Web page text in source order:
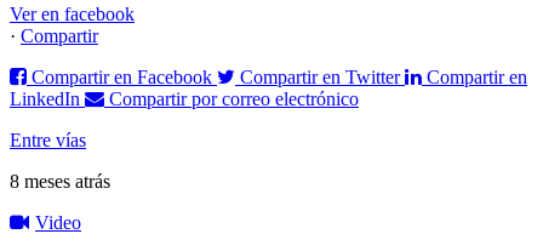
Ver en facebook
· Compartir
Compartir en Facebook
Compartir en Twitter
Compartir en
LinkedIn
Compartir por correo electrónico
Entre vías
8 meses atrás
Video